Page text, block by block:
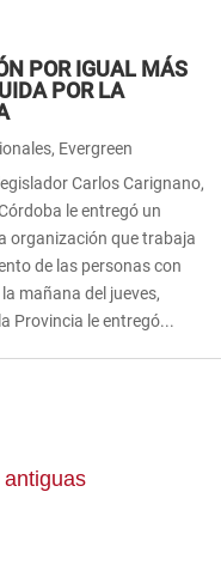
POR IGUAL MÁS
POR LA
, Evergreen
Carlos Carignano,
le entregó un
organización que trabaja
de las personas con
mañana del jueves,
Provincia le entregó...